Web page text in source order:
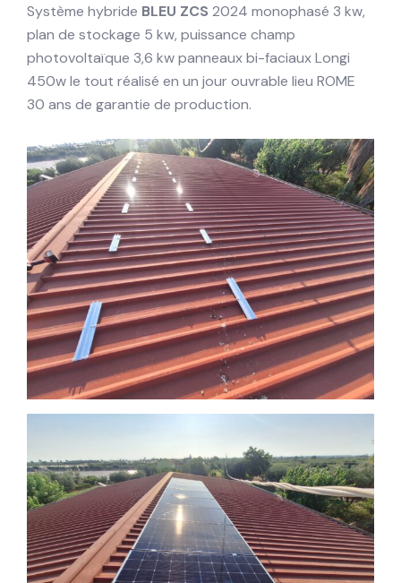
Système hybride BLEU ZCS 2024 monophasé 3 kw,
plan de stockage 5 kw, puissance champ
photovoltaïque 3,6 kw panneaux bi-faciaux Longi
450w le tout réalisé en un jour ouvrable lieu ROME
30 ans de garantie de production.